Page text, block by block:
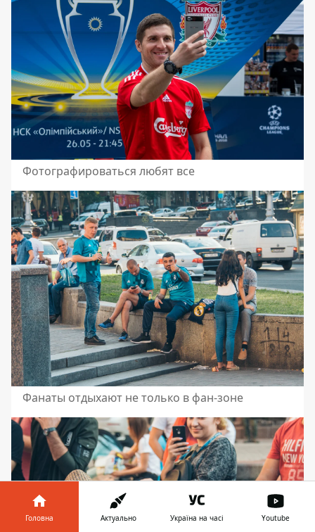
Фотографироваться любят все
Фанаты отдыхают не только в фан-зоне
Головна Актуально Україна на часі Youtube